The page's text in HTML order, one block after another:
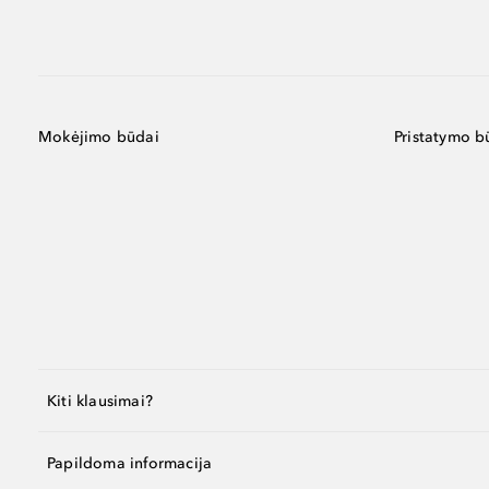
Mokėjimo būdai Pristatymo
Kiti klausimai?
Papildoma informacija